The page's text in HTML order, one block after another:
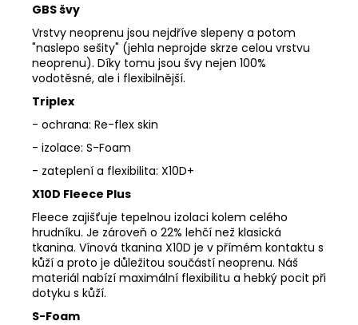
GBS švy
Vrstvy neoprenu jsou nejdříve slepeny a potom
"naslepo sešity" (jehla neprojde skrze celou vrstvu
neoprenu). Díky tomu jsou švy nejen 100%
vodotěsné, ale i flexibilnější.
Triplex
- ochrana: Re-flex skin
- izolace: S-Foam
- zateplení a flexibilita: X10D+
X10D Fleece Plus
Fleece zajišťuje tepelnou izolaci kolem celého
hrudníku. Je zároveň o 22% lehčí než klasická
tkanina. Vínová tkanina X10D je v přímém kontaktu s
kůží a proto je důležitou součástí neoprenu. Náš
materiál nabízí maximální flexibilitu a hebký pocit při
dotyku s kůží.
S-Foam